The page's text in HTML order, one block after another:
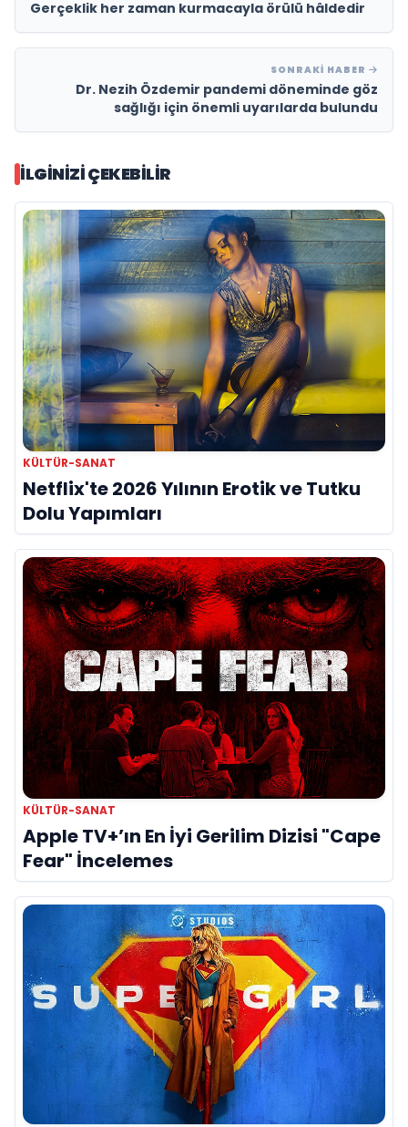
Gerçeklik her zaman kurmacayla örülü hâldedir
SONRAKI HABER
Dr. Nezih Özdemir pandemi döneminde göz
sağlığı için önemli uyarılarda bulundu
İLGINIZI ÇEKEBILIR
KÜLTÜR-SANAT
Netflix'te 2026 Yılının Erotik ve Tutku
Dolu Yapımları
KÜLTÜR-SANAT
Apple TV+’ın En İyi Gerilim Dizisi "Cape
Fear" İncelemes